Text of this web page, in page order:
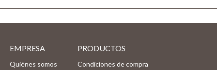
EMPRESA
Quiénes somos
PRODUCTOS
Condiciones de compra